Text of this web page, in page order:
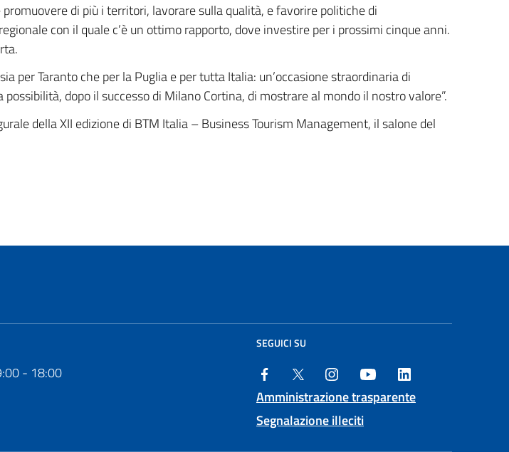
di più i territori, lavorare sulla qualità, e favorire politiche di
con il quale c’è un ottimo rapporto, dove investire per i prossimi cinque anni.
per Taranto che per la Puglia e per tutta Italia: un’occasione straordinaria di
dopo il successo di Milano Cortina, di mostrare al mondo il nostro valore”.
della XII edizione di BTM Italia – Business Tourism Management, il salone del
- 18:00
SEGUICI SU
Amministrazione trasparente
Segnalazione illeciti